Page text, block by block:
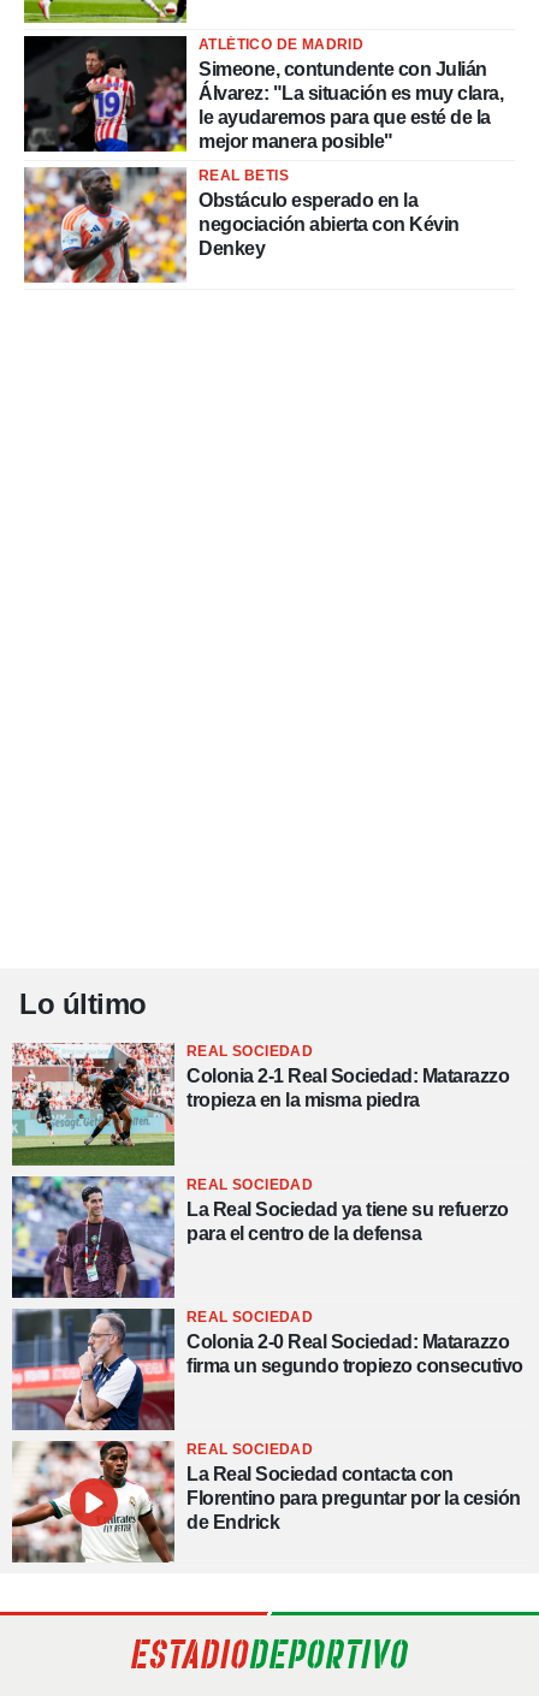
ATLÉTICO DE MADRID
Simeone, contundente con Julián
Álvarez: "La situación es muy clara,
le ayudaremos para que esté de la
mejor manera posible"
REAL BETIS
Obstáculo esperado en la
negociación abierta con Kévin
Denkey
Lo último
REAL SOCIEDAD
Colonia 2-1 Real Sociedad: Matarazzo
tropieza en la misma piedra
REAL SOCIEDAD
La Real Sociedad ya tiene su refuerzo
para el centro de la defensa
REAL SOCIEDAD
Colonia 2-0 Real Sociedad: Matarazzo
firma un segundo tropiezo consecutivo
REAL SOCIEDAD
La Real Sociedad contacta con
Florentino para preguntar por la cesión
de Endrick